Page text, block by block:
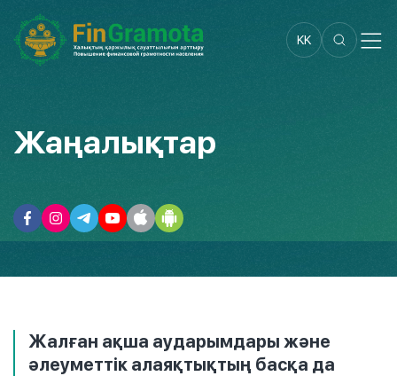
KK
Жаңалықтар
Жалған ақша аударымдары және
әлеуметтік алаяқтықтың басқа да